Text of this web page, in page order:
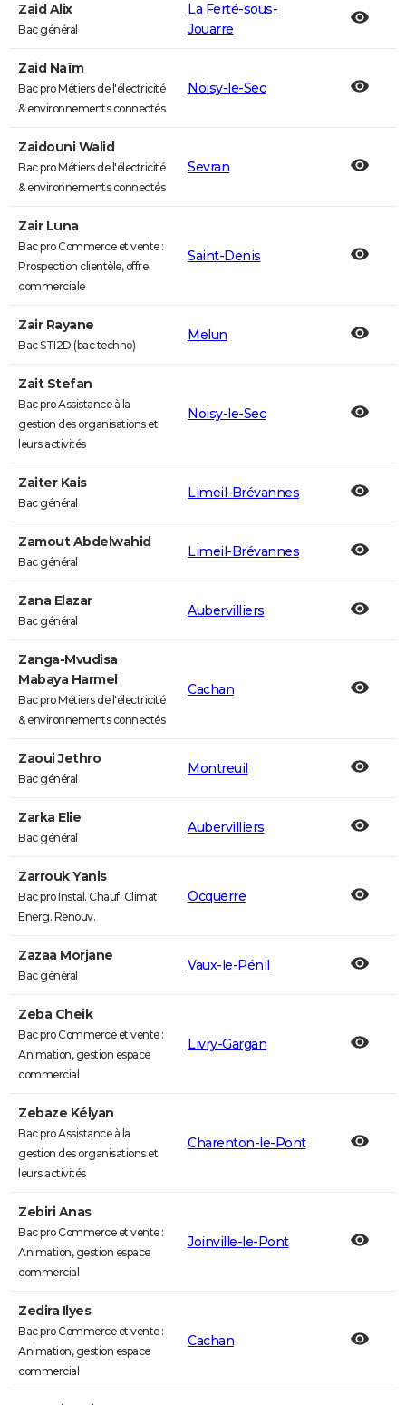
Zaid Alix
Bac général
La Ferté-sous-
Jouarre
Zaid Naïm
Bac pro Métiers de l'électricité
& environnements connectés
Noisy-le-Sec
Zaidouni Walid
Bac pro Métiers de l'électricité
& environnements connectés
Sevran
Zair Luna
Bac pro Commerce et vente :
Prospection clientèle, offre
commerciale
Saint-Denis
Zair Rayane
Bac STI2D (bac techno)
Melun
Zait Stefan
Bac pro Assistance à la
gestion des organisations et
leurs activités
Noisy-le-Sec
Zaiter Kais
Bac général
Limeil-Brévannes
Zamout Abdelwahid
Bac général
Limeil-Brévannes
Zana Elazar
Bac général
Aubervilliers
Zanga-Mvudisa
Mabaya Harmel
Bac pro Métiers de l'électricité
& environnements connectés
Cachan
Zaoui Jethro
Bac général
Montreuil
Zarka Elie
Bac général
Aubervilliers
Zarrouk Yanis
Bac pro Instal. Chauf. Climat.
Energ. Renouv.
Ocquerre
Zazaa Morjane
Bac général
Vaux-le-Pénil
Zeba Cheik
Bac pro Commerce et vente :
Animation, gestion espace
commercial
Livry-Gargan
Zebaze Kélyan
Bac pro Assistance à la
gestion des organisations et
leurs activités
Charenton-le-Pont
Zebiri Anas
Bac pro Commerce et vente :
Animation, gestion espace
commercial
Joinville-le-Pont
Zedira Ilyes
Bac pro Commerce et vente :
Animation, gestion espace
commercial
Cachan